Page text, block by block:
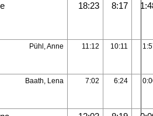
18:23 8:17
Pühl, Anne 11:12 10:11
Baath, Lena 7:02 6:24